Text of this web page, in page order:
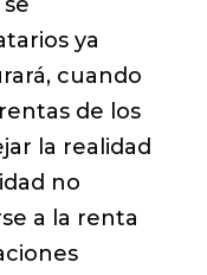
ya
cuando
de los
la realidad
no
a la renta